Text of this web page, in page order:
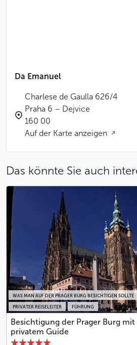
Da Emanuel
Charlese de Gaulla 626/4
Praha 6 – Dejvice
160 00
Auf der Karte anzeigen
Das könnte Sie auch
PRIVATER REISELEITER FÜHRUNG
WAS MAN AUF DER PRAGER BURG BESICHTIGEN SOLLTE
Besichtigung der Prager Burg mit
privatem Guide